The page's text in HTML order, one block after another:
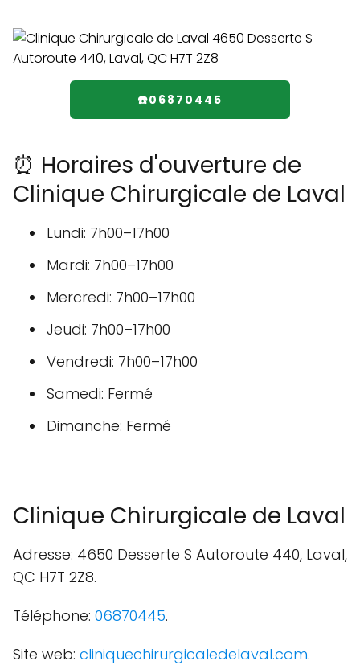
☎️06870445
⏰ Horaires d'ouverture de
Clinique Chirurgicale de Laval
Lundi: 7h00–17h00
Mardi: 7h00–17h00
Mercredi: 7h00–17h00
Jeudi: 7h00–17h00
Vendredi: 7h00–17h00
Samedi: Fermé
Dimanche: Fermé
Clinique Chirurgicale de Laval
Adresse: 4650 Desserte S Autoroute 440, Laval,
QC H7T 2Z8.
Téléphone: 06870445.
Site web: cliniquechirurgicaledelaval.com.